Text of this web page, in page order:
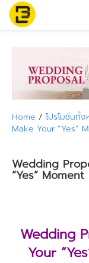
Home / โปรโมชั่นทั้
Make Your “Yes”
Wedding
“Yes”
Wedding
Your